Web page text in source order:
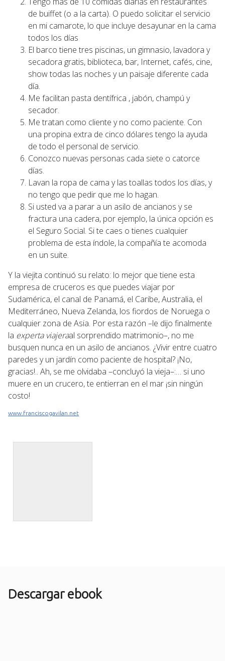
de buiffet (o a la carta). O puedo solicitar el servicio
en mi camarote, lo que incluye desayunar en la cama
todos los días
El barco tiene tres piscinas, un gimnasio, lavadora y
secadora gratis, biblioteca, bar, Internet, cafés, cine,
show todas las noches y un paisaje diferente cada
día.
Me facilitan pasta dentífrica , jabón, champú y
secador.
Me tratan como cliente y no como paciente. Con
una propina extra de cinco dólares tengo la ayuda
de todo el personal de servicio.
Conozco nuevas personas cada siete o catorce
días.
Lavan la ropa de cama y las toallas todos los días, y
no tengo que pedir que me lo hagan.
Si usted va a parar a un asilo de ancianos y se
fractura una cadera, por ejemplo, la única opción es
el Seguro Social. Si te caes o tienes cualquier
problema de esta índole, la compañía te acomoda
en un suite.
Y la viejita continuó su relato: lo mejor que tiene esta
empresa de cruceros es que puedes viajar por
Sudamérica, el canal de Panamá, el Caribe, Australia, el
Mediterráneo, Nueva Zelanda, los fiordos de Noruega o
cualquier zona de Asia. Por esta razón –le dijo finalmente
la experta viajeraal sorprendido matrimonio–, no me
busquen nunca en un asilo de ancianos. ¿Vivir entre cuatro
paredes y un jardín como paciente de hospital? ¡No,
gracias!.. Ah, se me olvidaba –concluyó la vieja–:… si uno
muere en un crucero, te entierran en el mar ¡sin ningún
costo!
www.franciscogavilan.net
Descargar ebook